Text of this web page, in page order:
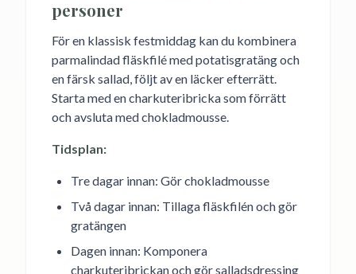
personer
För en klassisk festmiddag kan du kombinera
parmalindad fläskfilé med potatisgratäng och
en färsk sallad, följt av en läcker efterrätt.
Starta med en charkuteribricka som förrätt
och avsluta med chokladmousse.
Tidsplan:
Tre dagar innan: Gör chokladmousse
Två dagar innan: Tillaga fläskfilén och gör
gratängen
Dagen innan: Komponera
charkuteribrickan och gör salladsdressing